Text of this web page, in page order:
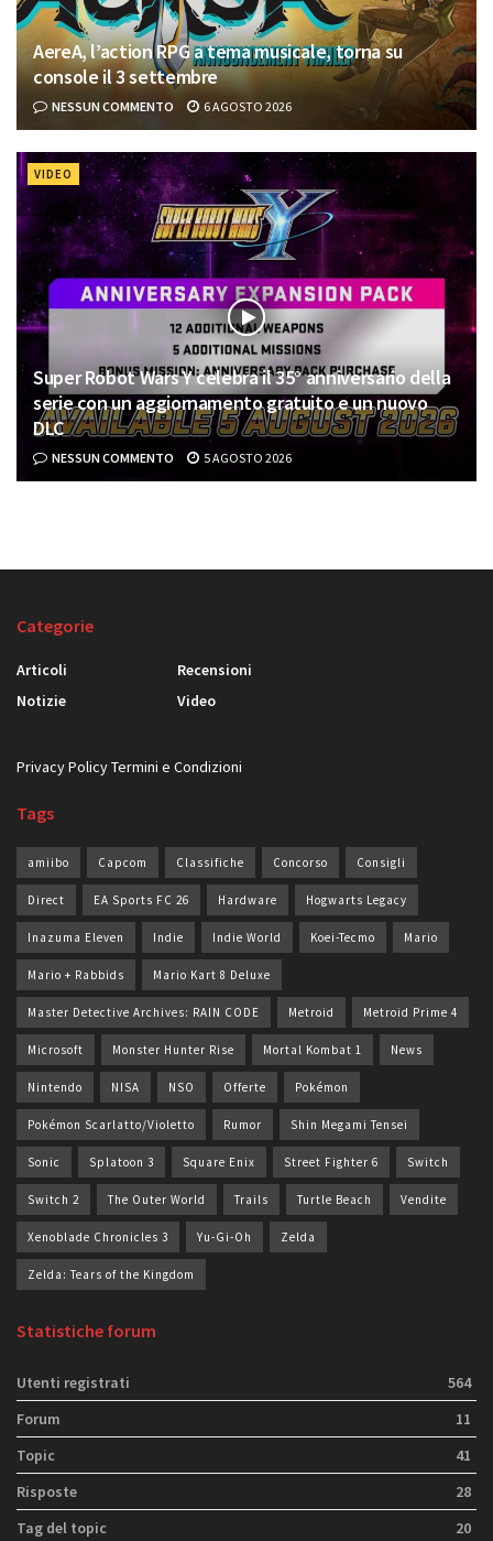
AereA, l’action RPG a tema musicale, torna su
console il 3 settembre
NESSUN COMMENTO 6 AGOSTO 2026
VIDEO
Super Robot Wars Y celebra il 35° anniversario della
serie con un aggiornamento gratuito e un nuovo
DLC
NESSUN COMMENTO 5 AGOSTO 2026
Categorie
Articoli
Notizie
Recensioni
Video
Privacy PolicyTermini e Condizioni
Tags
amiibo Capcom Classifiche Concorso Consigli
Direct EA Sports FC 26 Hardware Hogwarts Legacy
Inazuma Eleven Indie Indie World Koei-Tecmo Mario
Mario + Rabbids Mario Kart 8 Deluxe
Master Detective Archives: RAIN CODE Metroid Metroid Prime 4
Microsoft Monster Hunter Rise Mortal Kombat 1 News
Nintendo NISA NSO Offerte Pokémon
Pokémon Scarlatto/Violetto Rumor Shin Megami Tensei
Sonic Splatoon 3 Square Enix Street Fighter 6 Switch
Switch 2 The Outer World Trails Turtle Beach Vendite
Xenoblade Chronicles 3 Yu-Gi-Oh Zelda
Zelda: Tears of the Kingdom
Statistiche forum
Utenti registrati
564
Forum
11
Topic
41
Risposte
28
Tag del topic
20